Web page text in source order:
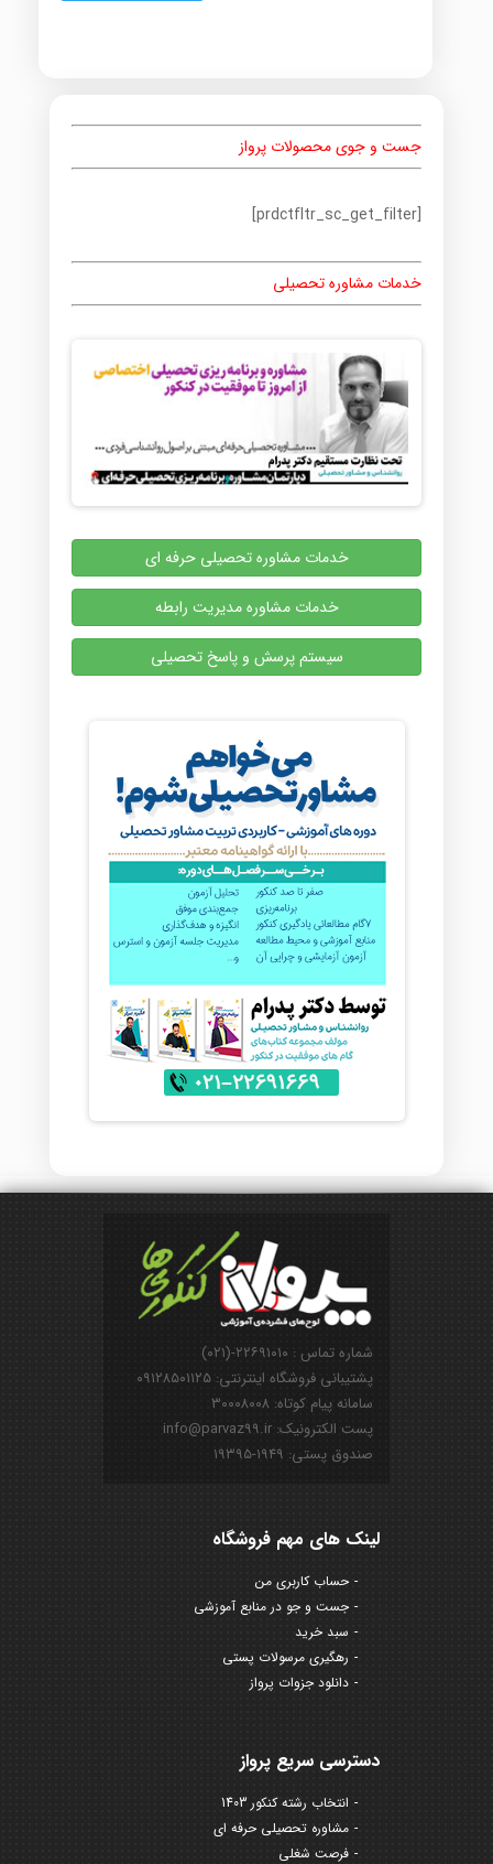
جست و جوی محصولات پرواز
[prdctfltr_sc_get_filter]
خدمات مشاوره تحصیلی
خدمات مشاوره تحصیلی حرفه ای
خدمات مشاوره مدیریت رابطه
سیستم پرسش و پاسخ تحصیلی
شماره تماس : ۲۲۶۹۱۰۱۰-(۰۲۱)
پشتیبانی فروشگاه اینترنتی: ۰۹۱۲۸۵۰۱۱۲۵
سامانه پیام کوتاه: ۳۰۰۰۸۰۰۸
پست الکترونیک: info@parvaz99.ir
صندوق پستی: ۱۹۴۹-۱۹۳۹۵
لینک های مهم فروشگاه
حساب کاربری من
جست و جو در منابع آموزشی
سبد خرید
رهگیری مرسولات پستی
دانلود جزوات پرواز
دسترسی سریع پرواز
انتخاب رشته کنکور 1403
مشاوره تحصیلی حرفه ای
فرصت شغلی